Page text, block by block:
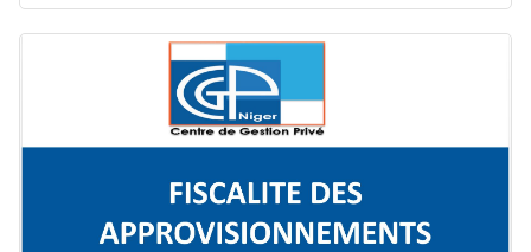
Image du cours FISCALITE DES APPROVISIONNEMENTS